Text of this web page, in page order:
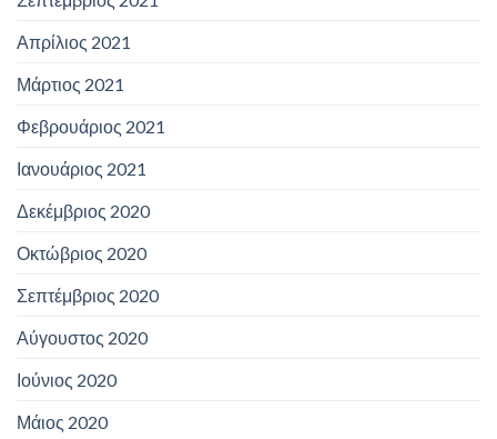
Απρίλιος 2021
Μάρτιος 2021
Φεβρουάριος 2021
Ιανουάριος 2021
Δεκέμβριος 2020
Οκτώβριος 2020
Σεπτέμβριος 2020
Αύγουστος 2020
Ιούνιος 2020
Μάιος 2020